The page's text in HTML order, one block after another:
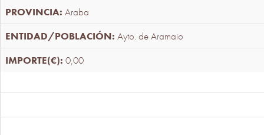
Araba
Ayto. de Aramaio
0,00